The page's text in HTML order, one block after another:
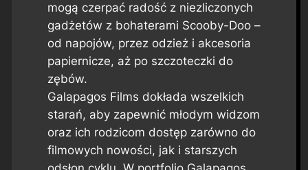
mogą czerpać radość z niezliczonych
gadżetów z bohaterami Scooby-Doo –
od napojów, przez odzież i akcesoria
papiernicze, aż po szczoteczki do
zębów.
Galapagos Films dokłada wszelkich
starań, aby zapewnić młodym widzom
oraz ich rodzicom dostęp zarówno do
filmowych nowości, jak i starszych